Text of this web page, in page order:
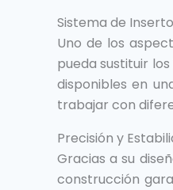
Sistema de
Uno de los
pueda sustituir
disponibles en
trabajar con
Precisión y
Gracias a su
construcción